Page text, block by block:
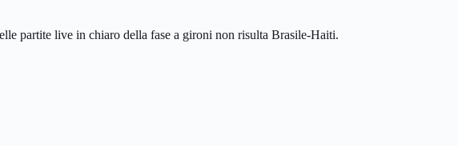
partite live in chiaro della fase a gironi non risulta Brasile-Haiti.